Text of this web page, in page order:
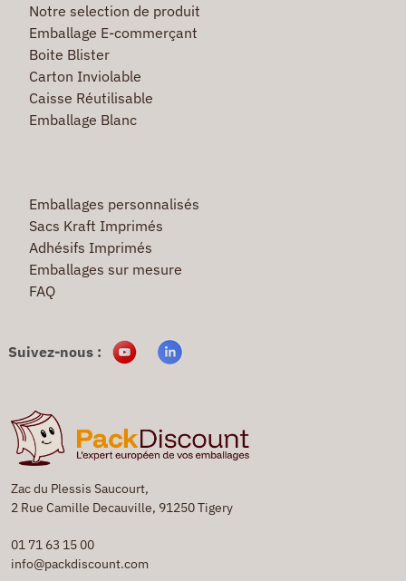
Zac du Plessis Saucourt,
2 Rue Camille Decauville, 91250 Tigery
01 71 63 15 00
info@packdiscount.com
Notre selection de produit
Emballage E-commerçant
Boite Blister
Carton Inviolable
Caisse Réutilisable
Emballage Blanc
Emballages personnalisés
Sacs Kraft Imprimés
Adhésifs Imprimés
Emballages sur mesure
FAQ
Suivez-nous :